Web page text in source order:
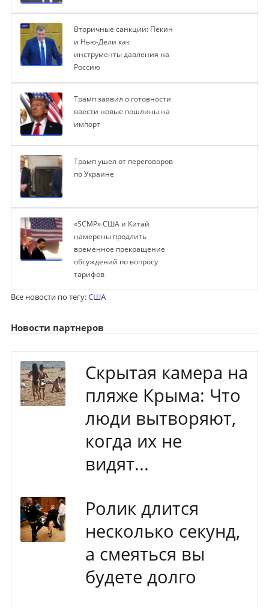
Вторичные санкции: Пекин
и Нью-Дели как
инструменты давления на
Россию
Трамп заявил о готовности
ввести новые пошлины на
импорт
Трамп ушел от переговоров
по Украине
«SCMP» США и Китай
намерены продлить
временное прекращение
обсуждений по вопросу
тарифов
Все новости по тегу:США
Новости партнеров
Скрытая камера на
пляже Крыма: Что
люди вытворяют,
когда их не
видят...
Ролик длится
несколько секунд,
а смеяться вы
будете долго